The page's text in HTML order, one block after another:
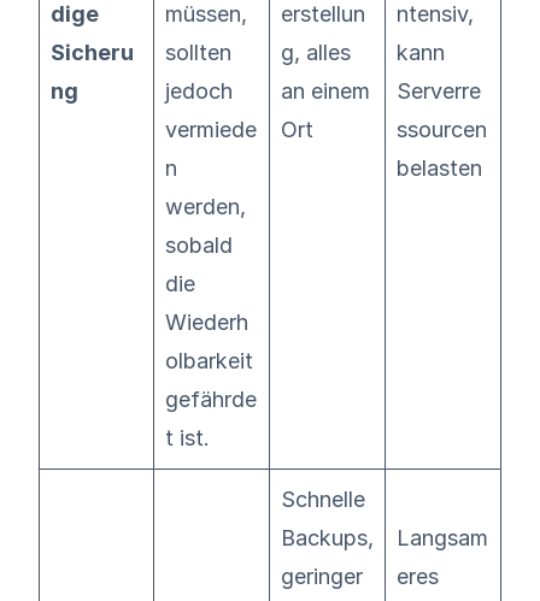
dige
Sicheru
ng
müssen,
sollten
jedoch
vermiede
n
werden,
sobald
die
Wiederh
olbarkeit
gefährde
t ist.
erstellun
g, alles
an einem
Ort
ntensiv,
kann
Serverre
ssourcen
belasten
Schnelle
Backups,
geringer
Langsam
eres